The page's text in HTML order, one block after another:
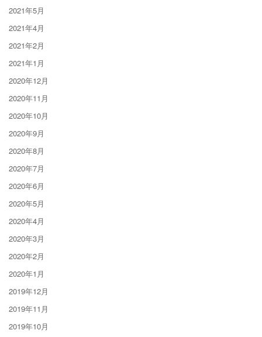
2021年5月
2021年4月
2021年2月
2021年1月
2020年12月
2020年11月
2020年10月
2020年9月
2020年8月
2020年7月
2020年6月
2020年5月
2020年4月
2020年3月
2020年2月
2020年1月
2019年12月
2019年11月
2019年10月